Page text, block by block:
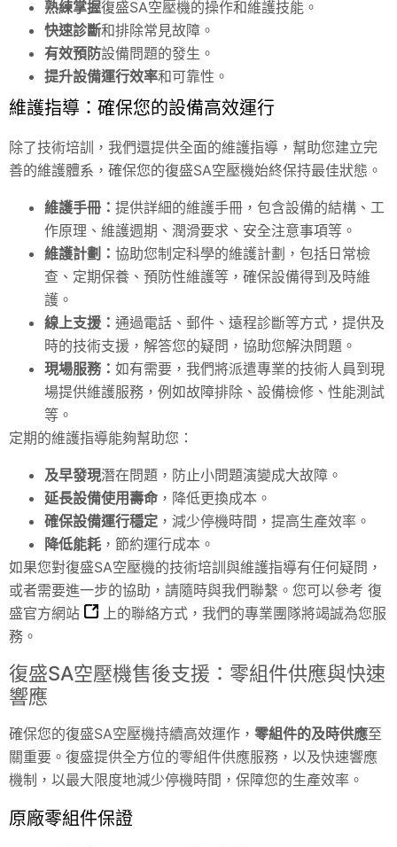
熟練掌握復盛SA空壓機的操作和維護技能。
快速診斷和排除常見故障。
有效預防設備問題的發生。
提升設備運行效率和可靠性。
維護指導：確保您的設備高效運行
除了技術培訓，我們還提供全面的維護指導，幫助您建立完
善的維護體系，確保您的復盛SA空壓機始終保持最佳狀態。
維護手冊： 提供詳細的維護手冊，包含設備的結構、工
作原理、維護週期、潤滑要求、安全注意事項等。
維護計劃： 協助您制定科學的維護計劃，包括日常檢
查、定期保養、預防性維護等，確保設備得到及時維
護。
線上支援： 通過電話、郵件、遠程診斷等方式，提供及
時的技術支援，解答您的疑問，協助您解決問題。
現場服務： 如有需要，我們將派遣專業的技術人員到現
場提供維護服務，例如故障排除、設備檢修、性能測試
等。
定期的維護指導能夠幫助您：
及早發現潛在問題，防止小問題演變成大故障。
延長設備使用壽命 ，降低更換成本。
確保設備運行穩定 ，減少停機時間，提高生產效率。
降低能耗 ，節約運行成本。
如果您對復盛SA空壓機的技術培訓與維護指導有任何疑問，
或者需要進一步的協助，請隨時與我們聯繫。您可以參考 復
盛官方網站
上的聯絡方式，我們的專業團隊將竭誠為您服
務。
復盛SA空壓機售後支援：零組件供應與快速
響應
確保您的復盛SA空壓機持續高效運作， 零組件的及時供應至
關重要。復盛提供全方位的零組件供應服務，以及快速響應
機制，以最大限度地減少停機時間，保障您的生產效率。
原廠零組件保證